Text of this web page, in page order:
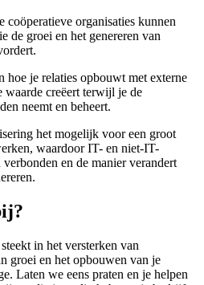
coöperatieve organisaties kunnen
de groei en het genereren van
hoe je relaties opbouwt met externe
waarde creëert terwijl je de
neemt en beheert.
het mogelijk voor een groot
waardoor IT- en niet-IT-
en de manier verandert
in het versterken van
groei en het opbouwen van je
Laten we eens praten en je helpen